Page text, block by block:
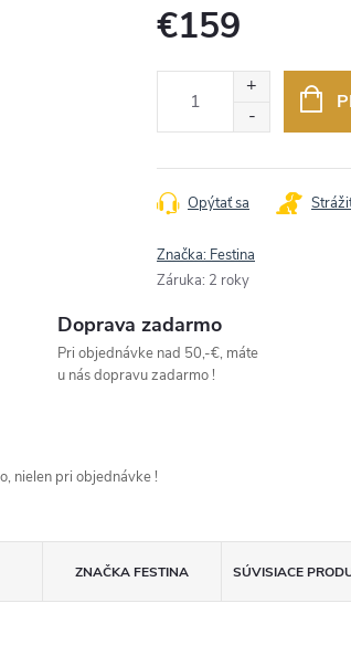
€159
Opýtať sa
Značka: Festina
Záruka: 2 roky
Doprava zadarmo
Pri objednávke nad 50,-€, máte
u nás dopravu zadarmo !
nielen pri objednávke !
ZNAČKAFESTINA SÚVISIACE